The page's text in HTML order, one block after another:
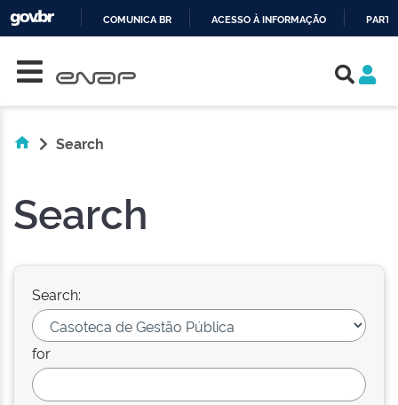
COMUNICA BR ACESSO À INFORMAÇÃO
Search
Search
Search:
for